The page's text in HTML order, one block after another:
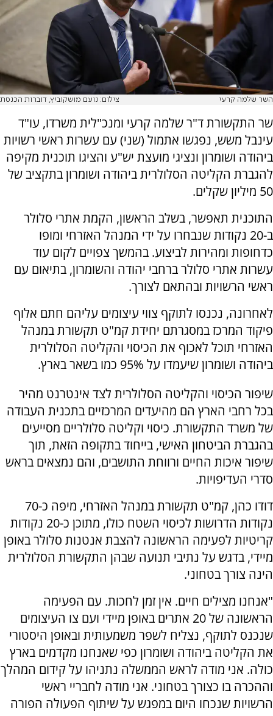
השר שלמה קרעי צילום: נועם מושקוביץ, דוברות הכנסת
שר התקשורת ד"ר שלמה קרעי ומנכ"לית משרדו, עו"ד
עינבל משש, נפגשו אתמול (שני) עם עשרות ראשי רשויות
ביהודה ושומרון ונציגי מועצת יש"ע והציגו תוכנית מקיפה
להגברת הקליטה הסלולרית ביהודה ושומרון בתקציב של
50 מיליון שקלים.
התוכנית תאפשר, בשלב הראשון, הקמת אתרי סלולר
ב-20 נקודות שנבחרו על ידי המנהל האזרחי ומופו
כדחופות ומהירות לביצוע. בהמשך צפויים לקום עוד
עשרות אתרי סלולר ברחבי יהודה והשומרון, בתיאום עם
ראשי הרשויות ובהתאם לצורך.
לאחרונה, נכנסו לתוקף צווי עיצומים עליהם חתם אלוף
פיקוד המרכז במסגרתם יחידת קמ"ט תקשורת במנהל
האזרחי תוכל לאכוף את הכיסוי והקליטה הסלולרית
ביהודה ושומרון שיעמדו על 95% כמו בשאר בארץ.
שיפור הכיסוי והקליטה הסלולרית לצד אינטרנט מהיר
בכל רחבי הארץ הם מהיעדים המרכזיים בתכנית העבודה
של משרד התקשורת. כיסוי וקליטה סלולריים מסייעים
בהגברת הביטחון האישי, בייחוד בתקופה הזאת, תוך
שיפור איכות החיים ורווחת התושבים, והם נמצאים בראש
סדרי העדיפויות.
דודו כהן, קמ"ט תקשורת במנהל האזרחי, מיפה כ-70
נקודות הדרושות לכיסוי השטח כולו, מתוכן כ-20 נקודות
קריטיות לפעימה הראשונה להצבת אנטנות סלולר באופן
מיידי, בדגש על נתיבי תנועה שבהן התקשורת הסלולרית
הינה צורך בטחוני.
"אנחנו מצילים חיים. אין זמן לחכות. עם הפעימה
הראשונה של 20 אתרים באופן מיידי ועם צו העיצומים
שנכנס לתוקף, נצליח לשפר משמעותית ובאופן היסטורי
את הקליטה ביהודה ושומרון כפי שאנחנו מקדמים בארץ
כולה. אני מודה לראש הממשלה נתניהו על קידום המהלך
וההכרה בו כצורך בטחוני. אני מודה לחבריי ראשי
הרשויות שנכחו היום במפגש על שיתוף הפעולה הפורה